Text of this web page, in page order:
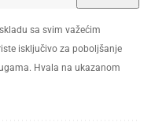
sa svim važećim
isključivo za poboljšanje
Hvala na ukazanom